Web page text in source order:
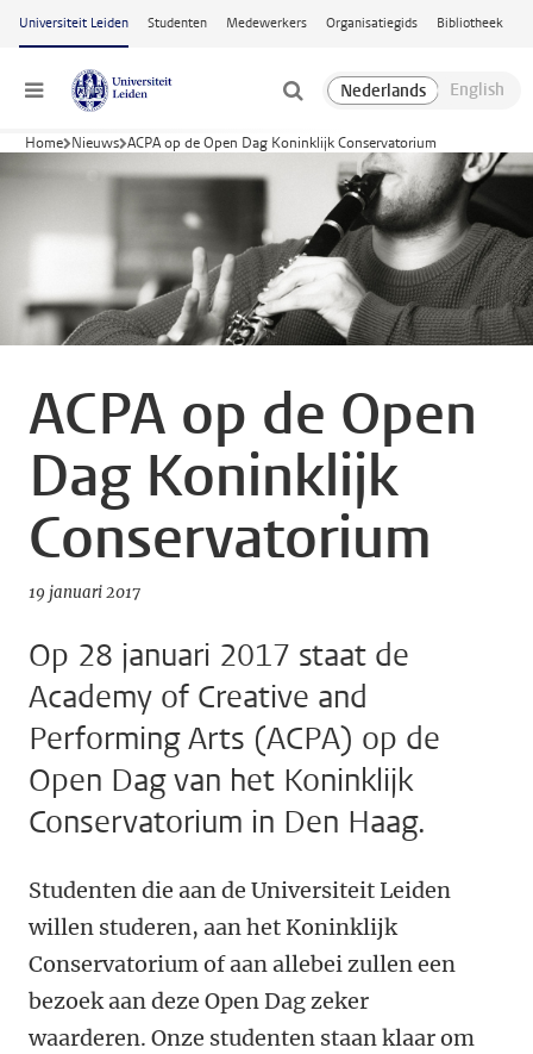
Ga naar hoofdinhoud
Universiteit Leiden Studenten Medewerkers Organisatiegids Bibliotheek
Menu
Home Nieuws ACPA op de Open Dag Koninklijk Conservatorium
ACPA op de Open
Dag Koninklijk
Conservatorium
19 januari 2017
Op 28 januari 2017 staat de
Academy of Creative and
Performing Arts (ACPA) op de
Open Dag van het Koninklijk
Conservatorium in Den Haag.
Studenten die aan de Universiteit Leiden
willen studeren, aan het Koninklijk
Conservatorium of aan allebei zullen een
bezoek aan deze Open Dag zeker
waarderen. Onze studenten staan klaar om